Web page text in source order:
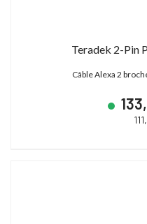
Teradek 2-Pin
Câble Alexa 2